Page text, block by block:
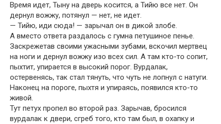
Время идет, Тыну на дверь косится, а Тийю все нет. Он
дернул вожжу, потянул — нет, не идет.
— Тийю, иди сюда! — зарычал он в дикой злобе.
А вместо ответа раздалось с гумна петушиное пенье.
Заскрежетав своими ужасными зубами, вскочил мертвец
на ноги и дернул вожжу изо всех сил. А там кто-то сопит,
пыхтит, упирается в высокий порог. Вурдалак,
остервенясь, так стал тянуть, что чуть не лопнул с натуги.
Наконец на пороге, пыхтя и упираясь, появился кто-то
живой.
Тут петух пропел во второй раз. Зарычав, бросился
вурдалак к двери, сгреб того, кто там был, в охапку и